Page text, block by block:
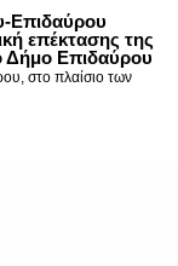
Επιδαύρου
επέκτασης της
Δήμο Επιδαύρου
στο πλαίσιο των